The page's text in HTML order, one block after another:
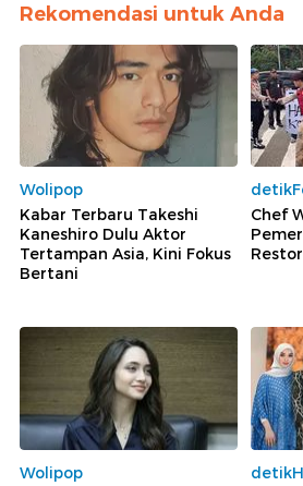
Rekomendasi untuk Anda
Wolipop
Kabar Terbaru Takeshi
Kaneshiro Dulu Aktor
Tertampan Asia, Kini Fokus
Bertani
Chef
Wolipop